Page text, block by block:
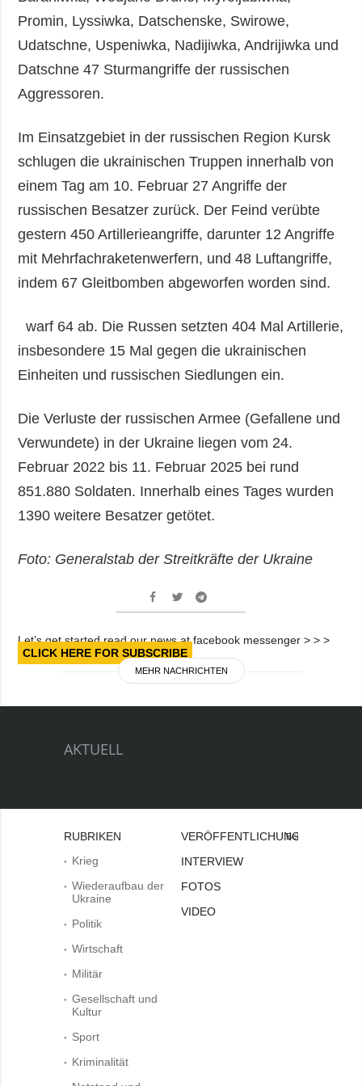
Promin, Lyssiwka, Datschenske, Swirowe,
Udatschne, Uspeniwka, Nadijiwka, Andrijiwka und
Datschne 47 Sturmangriffe der russischen
Aggressoren.
Im Einsatzgebiet in der russischen Region Kursk
schlugen die ukrainischen Truppen innerhalb von
einem Tag am 10. Februar 27 Angriffe der
russischen Besatzer zurück. Der Feind verübte
gestern 450 Artillerieangriffe, darunter 12 Angriffe
mit Mehrfachraketenwerfern, und 48 Luftangriffe,
indem 67 Gleitbomben abgeworfen worden sind.
warf 64 ab. Die Russen setzten 404 Mal Artillerie,
insbesondere 15 Mal gegen die ukrainischen
Einheiten und russischen Siedlungen ein.
Die Verluste der russischen Armee (Gefallene und
Verwundete) in der Ukraine liegen vom 24.
Februar 2022 bis 11. Februar 2025 bei rund
851.880 Soldaten. Innerhalb eines Tages wurden
1390 weitere Besatzer getötet.
Foto: Generalstab der Streitkräfte der Ukraine
Let’s get started read our news at facebook messenger > > >
CLICK HERE FOR SUBSCRIBE
MEHR NACHRICHTEN
AKTUELL
RUBRIKEN
Krieg
Wiederaufbau der
Ukraine
Politik
Wirtschaft
Militär
Gesellschaft und
Kultur
Sport
Kriminalität
VERÖFFENTLICHUNGEN
INTERVIEW
FOTOS
VIDEO
Bei